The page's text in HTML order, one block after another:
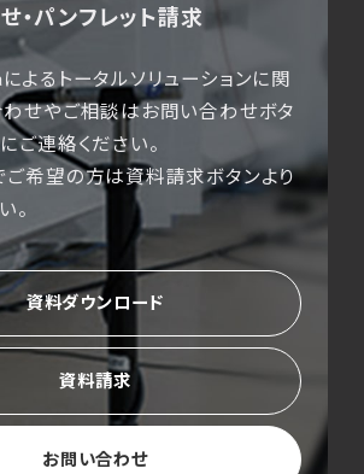
・パンフレット請求
よるトータルソリューションに関
せやご相談はお問い合わせボタ
ご連絡ください。
ご希望の方は資料請求ボタンより
。
資料ダウンロード
資料請求
お問い合わせ